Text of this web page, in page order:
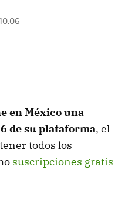
en México una
de su plataforma, el
todos los
suscripciones gratis